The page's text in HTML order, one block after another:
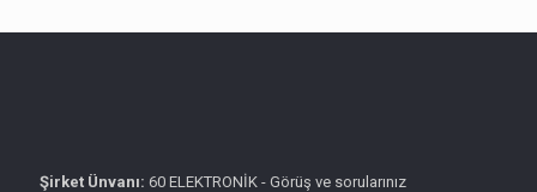
Şirket Ünvanı: 60 ELEKTRONİK - Görüş ve sorularınız